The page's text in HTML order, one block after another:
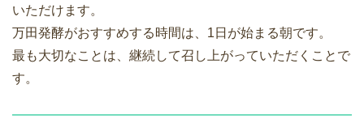
いただけます。
万田発酵がおすすめする時間は、1日が始まる朝です。
最も大切なことは、継続して召し上がっていただくことで
す。